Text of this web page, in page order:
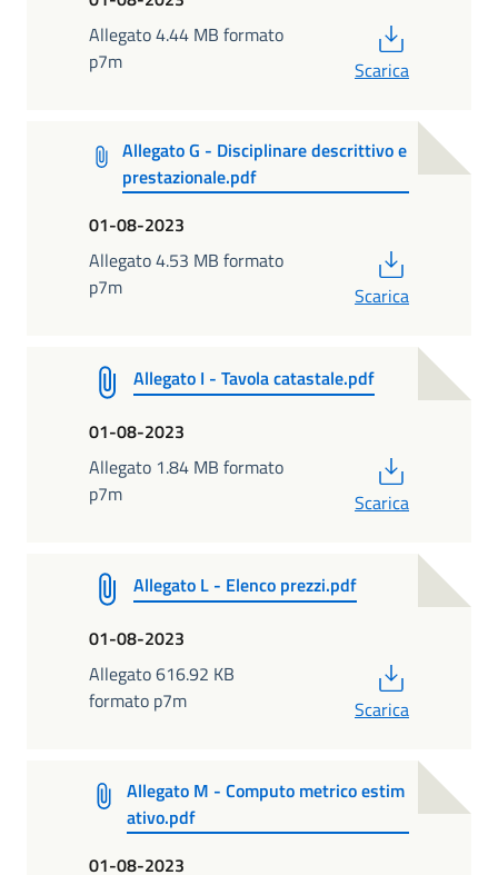
Allegato 4.44 MB formato
p7m
Scarica
Allegato G - Disciplinare descrittivo e
prestazionale.pdf
01-08-2023
Allegato 4.53 MB formato
p7m
Scarica
Allegato I - Tavola catastale.pdf
01-08-2023
Allegato 1.84 MB formato
p7m
Scarica
Allegato L - Elenco prezzi.pdf
01-08-2023
Allegato 616.92 KB
formato p7m
Scarica
Allegato M - Computo metrico estim
ativo.pdf
01-08-2023